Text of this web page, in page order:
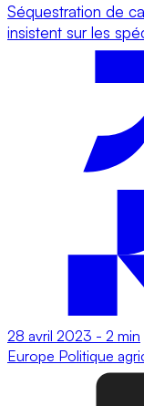
Séquestration de
insistent sur les
28 avril 2023 - 2 min
Europe Politique